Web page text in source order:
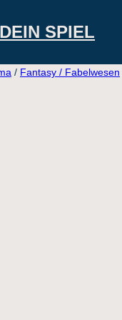
SPIEL
/ Fantasy / Fabelwesen